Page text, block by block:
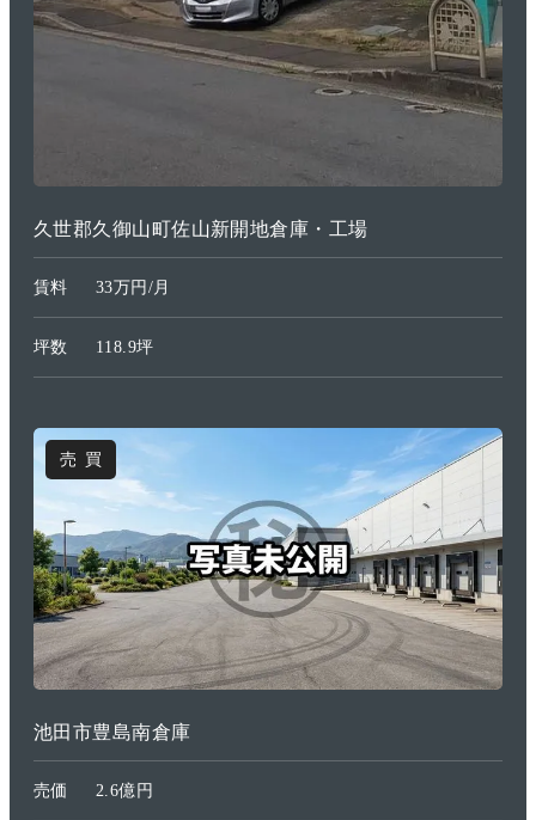
久世郡久御山町佐山新開地倉庫・工場
賃料 33万円/月
坪数 118.9坪
売買
池田市豊島南倉庫
売価 2.6億円